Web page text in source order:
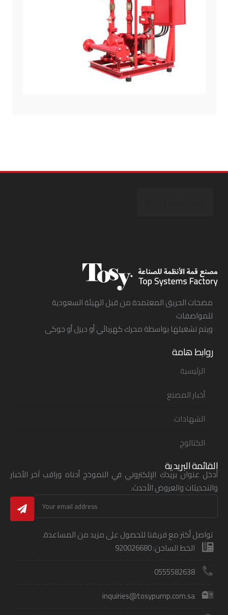
مضخات الحريق المعتمدة من قبل الهيئة السعودية
للمواصفات
ويتم تشغيلها بواسطة محرك كهربائي أو ديزل أو جوكى
روابط هامة
الرئيسية
أخبار المصنع
الشهادات
الكتالوج
القائمة البريدية
أدخل عنوان بريدك الإلكتروني في النموذج أدناه وراقب آخر الأخبار
والتحديثات والعروض الأحدث.
تواصل أكثر مع فريقنا للحصول على مزيد من المساعدة.
الخط الساخن: 920026680
0555582638
inquiries@tosypump.com.sa